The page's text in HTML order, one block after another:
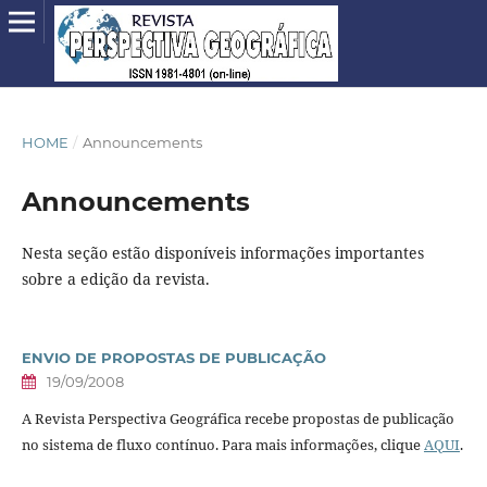
HOME / Announcements
Announcements
Nesta seção estão disponíveis informações importantes
sobre a edição da revista.
ENVIO DE PROPOSTAS DE PUBLICAÇÃO
19/09/2008
A Revista Perspectiva Geográfica recebe propostas de publicação
no sistema de fluxo contínuo. Para mais informações, cliqueAQUI.